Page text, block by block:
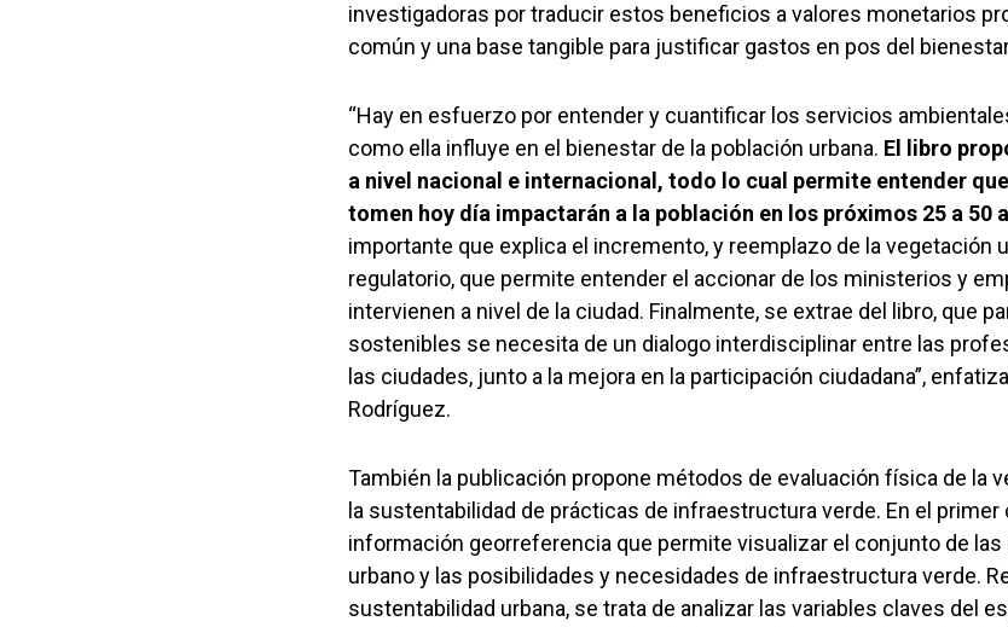
investigadoras por traducir estos beneficios a valores monetarios
común y una base tangible para justificar gastos en pos del
“Hay en esfuerzo por entender y cuantificar los servicios
como ella influye en el bienestar de la población urbana. El libro
a nivel nacional e internacional, todo lo cual permite entender
tomen hoy día impactarán a la población en los próximos 25 a 50
importante que explica el incremento, y reemplazo de la vegetación
regulatorio, que permite entender el accionar de los ministerios y
intervienen a nivel de la ciudad. Finalmente, se extrae del libro, que
sostenibles se necesita de un dialogo interdisciplinar entre las
las ciudades, junto a la mejora en la participación ciudadana”,
Rodríguez.
También la publicación propone métodos de evaluación física de la
la sustentabilidad de prácticas de infraestructura verde. En el primer
información georreferencia que permite visualizar el conjunto de
urbano y las posibilidades y necesidades de infraestructura verde.
sustentabilidad urbana, se trata de analizar las variables claves del